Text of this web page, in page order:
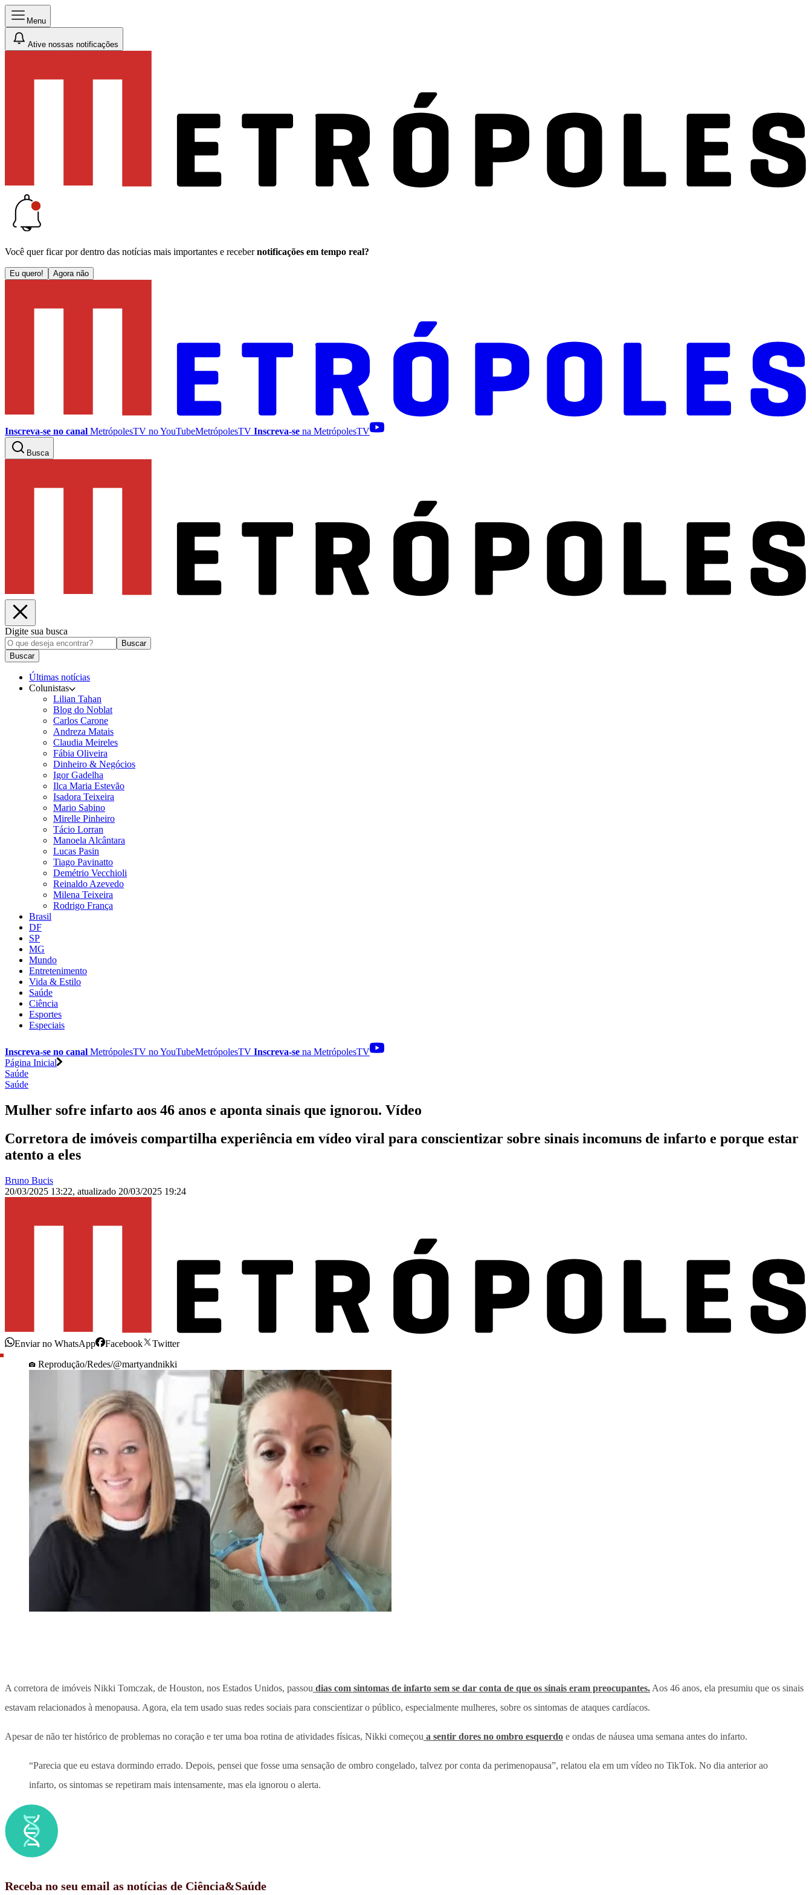
Menu
Ative nossas notificações
Você quer ficar por dentro das notícias mais importantes e receber notificações em tempo real?
Eu quero! Agora não
Inscreva-se no canal MetrópolesTV noYouTubeMetrópolesTV Inscreva-se na MetrópolesTV
Busca
Digite sua busca
Buscar
Buscar
Últimas notícias
Colunistas
Lilian Tahan
Blog do Noblat
Carlos Carone
Andreza Matais
Claudia Meireles
Fábia Oliveira
Dinheiro & Negócios
Igor Gadelha
Ilca Maria Estevão
Isadora Teixeira
Mario Sabino
Mirelle Pinheiro
Tácio Lorran
Manoela Alcântara
Lucas Pasin
Tiago Pavinatto
Demétrio Vecchioli
Reinaldo Azevedo
Milena Teixeira
Rodrigo França
Brasil
DF
SP
MG
Mundo
Entretenimento
Vida & Estilo
Saúde
Ciência
Esportes
Especiais
Inscreva-se no canal MetrópolesTV noYouTubeMetrópolesTV Inscreva-se na MetrópolesTV
Página Inicial
Saúde
Saúde
Mulher sofre infarto aos 46 anos e aponta sinais que ignorou. Vídeo
Corretora de imóveis compartilha experiência em vídeo viral para conscientizar sobre sinais incomuns de infarto e porque estar
atento a eles
Bruno Bucis
20/03/2025 13:22, atualizado 20/03/2025 19:24
Enviar no WhatsApp Facebook
Twitter
Reprodução/Redes/@martyandnikki
A corretora de imóveis Nikki Tomczak, de Houston, nos Estados Unidos, passou dias com sintomas de infarto sem se dar conta de que os sinais eram preocupantes. Aos 46 anos, ela presumiu que os sinais
estavam relacionados à menopausa. Agora, ela tem usado suas redes sociais para conscientizar o público, especialmente mulheres, sobre os sintomas de ataques cardíacos.
Apesar de não ter histórico de problemas no coração e ter uma boa rotina de atividades físicas, Nikki começou a sentir dores no ombro esquerdo e ondas de náusea uma semana antes do infarto.
“Parecia que eu estava dormindo errado. Depois, pensei que fosse uma sensação de ombro congelado, talvez por conta da perimenopausa”, relatou ela em um vídeo no TikTok. No dia anterior ao
infarto, os sintomas se repetiram mais intensamente, mas ela ignorou o alerta.
Receba no seu email as notícias de Ciência&Saúde